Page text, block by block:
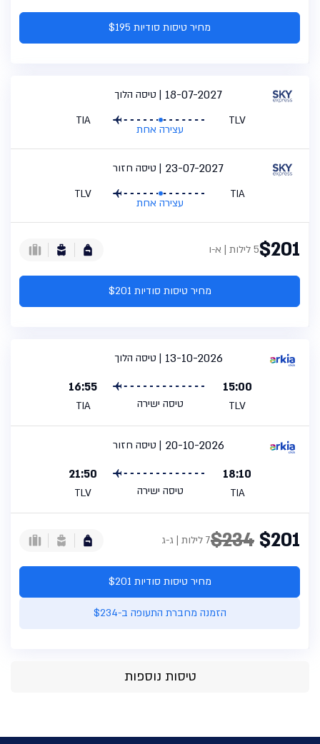
מחיר טיסות סודיות $195
טיסה הלוך 18-07-2027
TLV
עצירה אחת
TIA
טיסה חזור 23-07-2027
TIA
עצירה אחת
TLV
$2015 לילות | א-ו
מחיר טיסות סודיות $201
טיסה הלוך
13-10-2026
15:00
TLV טיסה ישירה
16:55
TIA
טיסה חזור
20-10-2026
18:10
TIA טיסה ישירה
21:50
TLV
$201
$2347 לילות | ג-ג
מחיר טיסות סודיות $201
הזמנה מחברת התעופה ב-$234
טיסות נוספות